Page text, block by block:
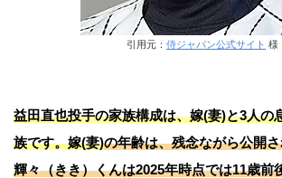
引用元： 侍ジャパン公式サイト 様
益田直也投手の家族構成は、嫁(妻)と3人の
族です。嫁(妻)の年齢は、残念ながら公開
輝々（きき）くんは2025年時点では11歳前